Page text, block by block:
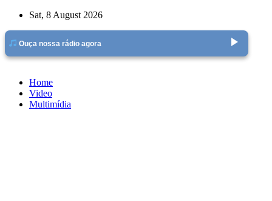
Skip
content
Sat, 8 August 2026
Ouça nossa rádio agora play_arrow
Home
Video
Multimídia